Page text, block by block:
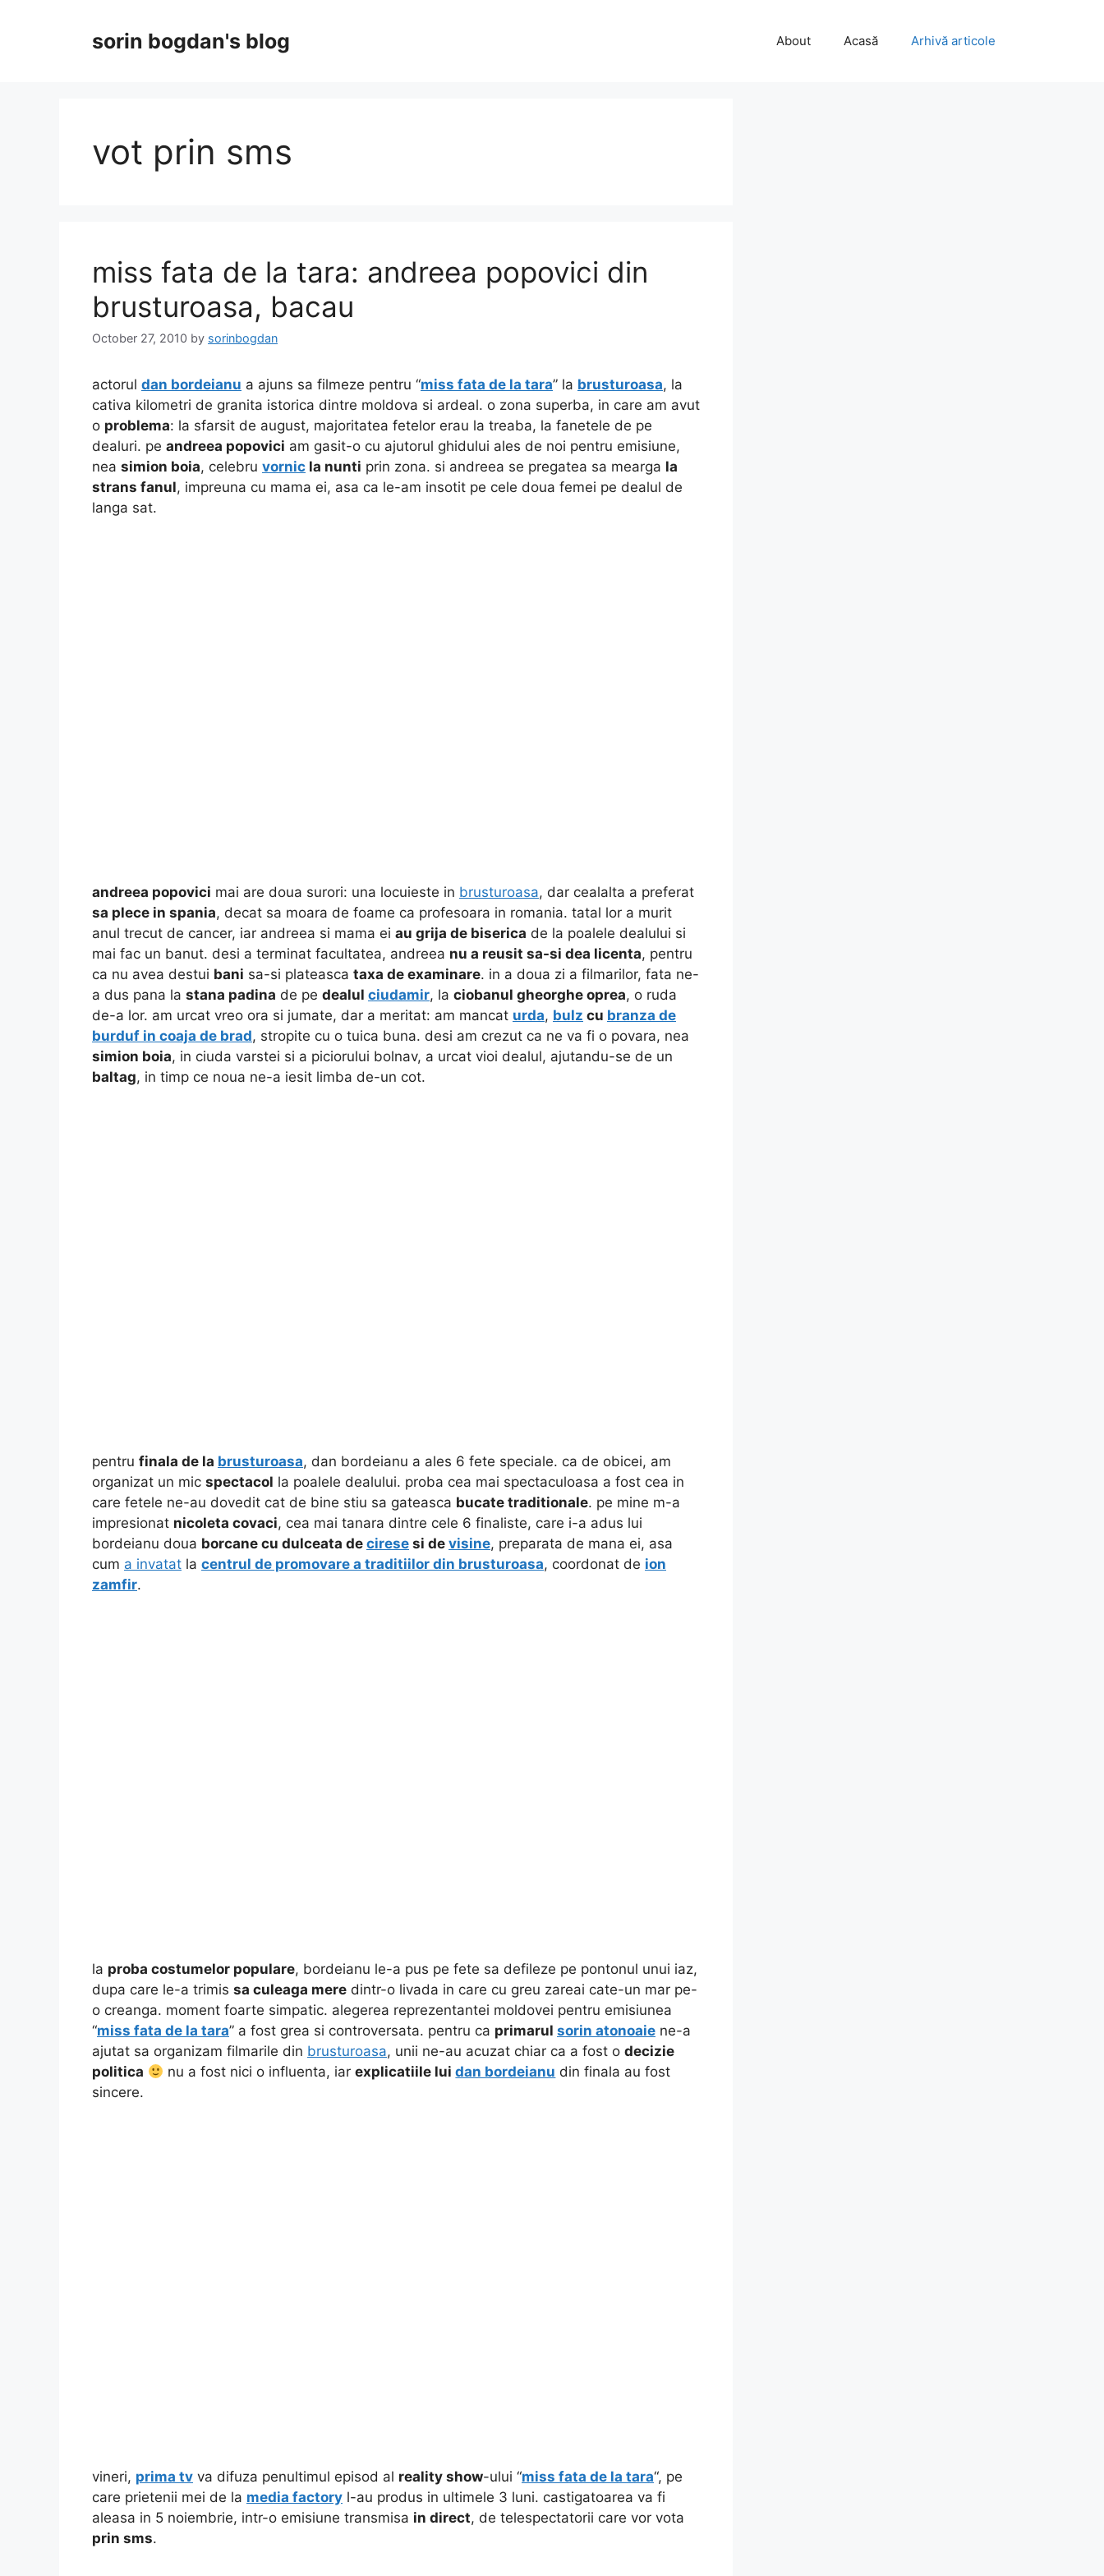
sorin bogdan's blog About Acasă Arhivă articole
vot prin sms
miss fata de la tara: andreea popovici din
brusturoasa, bacau
October 27, 2010 by sorinbogdan
actorul dan bordeianu a ajuns sa filmeze pentru “miss fata de la tara” la brusturoasa, la
cativa kilometri de granita istorica dintre moldova si ardeal. o zona superba, in care am avut
o problema: la sfarsit de august, majoritatea fetelor erau la treaba, la fanetele de pe
dealuri. pe andreea popovici am gasit-o cu ajutorul ghidului ales de noi pentru emisiune,
nea simion boia, celebru vornic la nunti prin zona. si andreea se pregatea sa mearga la
strans fanul, impreuna cu mama ei, asa ca le-am insotit pe cele doua femei pe dealul de
langa sat.
andreea popovici mai are doua surori: una locuieste in brusturoasa, dar cealalta a preferat
sa plece in spania, decat sa moara de foame ca profesoara in romania. tatal lor a murit
anul trecut de cancer, iar andreea si mama ei au grija de biserica de la poalele dealului si
mai fac un banut. desi a terminat facultatea, andreea nu a reusit sa-si dea licenta, pentru
ca nu avea destui bani sa-si plateasca taxa de examinare. in a doua zi a filmarilor, fata ne-
a dus pana la stana padina de pe dealul ciudamir, la ciobanul gheorghe oprea, o ruda
de-a lor. am urcat vreo ora si jumate, dar a meritat: am mancat urda, bulz cu branza de
burduf in coaja de brad, stropite cu o tuica buna. desi am crezut ca ne va fi o povara, nea
simion boia, in ciuda varstei si a piciorului bolnav, a urcat vioi dealul, ajutandu-se de un
baltag, in timp ce noua ne-a iesit limba de-un cot.
pentru finala de la brusturoasa, dan bordeianu a ales 6 fete speciale. ca de obicei, am
organizat un mic spectacol la poalele dealului. proba cea mai spectaculoasa a fost cea in
care fetele ne-au dovedit cat de bine stiu sa gateasca bucate traditionale. pe mine m-a
impresionat nicoleta covaci, cea mai tanara dintre cele 6 finaliste, care i-a adus lui
bordeianu doua borcane cu dulceata de cirese si de visine, preparata de mana ei, asa
cum a invatat la centrul de promovare a traditiilor din brusturoasa, coordonat de ion
zamfir.
la proba costumelor populare, bordeianu le-a pus pe fete sa defileze pe pontonul unui iaz,
dupa care le-a trimis sa culeaga mere dintr-o livada in care cu greu zareai cate-un mar pe-
o creanga. moment foarte simpatic. alegerea reprezentantei moldovei pentru emisiunea
“miss fata de la tara” a fost grea si controversata. pentru ca primarul sorin atonoaie ne-a
ajutat sa organizam filmarile din brusturoasa, unii ne-au acuzat chiar ca a fost o decizie
politica
nu a fost nici o influenta, iarexplicatiile luidan bordeianu din finala au fost
sincere.
vineri, prima tv va difuza penultimul episod al reality show-ului “miss fata de la tara“, pe
care prietenii mei de la media factory l-au produs in ultimele 3 luni. castigatoarea va fi
aleasa in 5 noiembrie, intr-o emisiune transmisa in direct, de telespectatorii care vor vota
prin sms.